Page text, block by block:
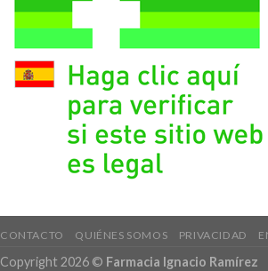
CONTACTO QUIÉNES SOMOS PRIVACIDAD
Copyright 2026 © Farmacia Ignacio Ramírez